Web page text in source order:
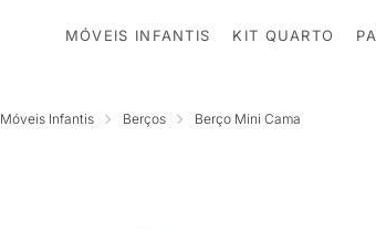
MÓVEIS INFANTIS KIT QUARTO
Móveis Infantis Berços Berço Mini Cama